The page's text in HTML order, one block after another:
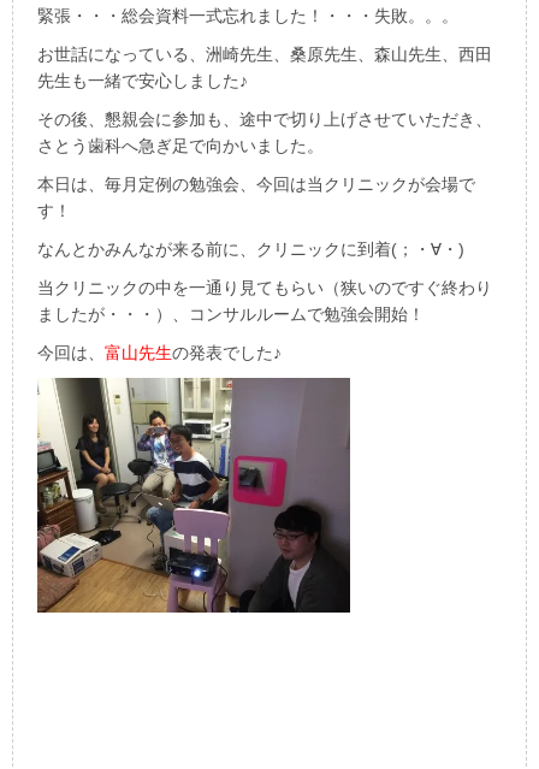
緊張・・・総会資料一式忘れました！・・・失敗。。。
お世話になっている、洲崎先生、桑原先生、森山先生、西田
先生も一緒で安心しました♪
その後、懇親会に参加も、途中で切り上げさせていただき、
さとう歯科へ急ぎ足で向かいました。
本日は、毎月定例の勉強会、今回は当クリニックが会場で
す！
なんとかみんなが来る前に、クリニックに到着(；・∀・)
当クリニックの中を一通り見てもらい（狭いのですぐ終わり
ましたが・・・）、コンサルルームで勉強会開始！
今回は、 富山先生の発表でした♪